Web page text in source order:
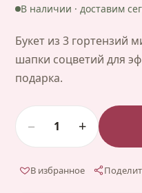
В наличии · доставим
Букет из 3
шапки соцветий для
подарка.
− 1 +
В избранное